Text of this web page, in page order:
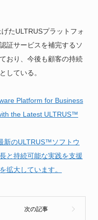
たULTRUSプラットフォ
証サービスを補完するソ
おり、今後も顧客の持続
している。
Platform for Business
the Latest ULTRUS™
新のULTRUS™ソフトウ
と持続可能な実践を支援
拡大しています。